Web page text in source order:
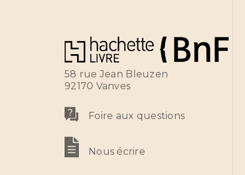
58 rue Jean Bleuzen
92170 Vanves
Foire aux questions
Nous écrire